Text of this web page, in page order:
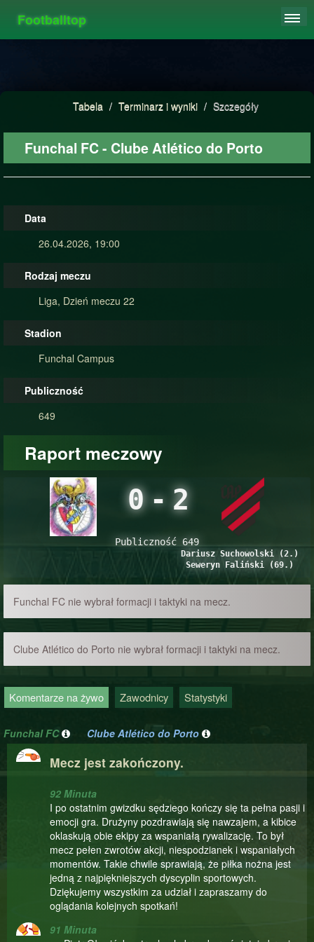
Footballtop
STATYSTYKI
Tabela / Terminarz i wyniki / Szczegóły
Funchal FC - Clube Atlético do Porto
Data
26.04.2026, 19:00
Rodzaj meczu
Liga, Dzień meczu 22
Stadion
Funchal Campus
Publiczność
649
Raport meczowy
0 - 2
Publiczność 649
Dariusz Suchowolski (2.)
Seweryn Faliński (69.)
Funchal FC nie wybrał formacji i taktyki na mecz.
Clube Atlético do Porto nie wybrał formacji i taktyki na mecz.
Komentarze na żywo Zawodnicy Statystyki
Funchal FC Clube Atlético do Porto
Mecz jest zakończony.
92 Minuta
I po ostatnim gwizdku sędziego kończy się ta pełna pasji i
emocji gra. Drużyny pozdrawiają się nawzajem, a kibice
oklaskują obie ekipy za wspaniałą rywalizację. To był
mecz pełen zwrotów akcji, niespodzianek i wspaniałych
momentów. Takie chwile sprawiają, że piłka nożna jest
jedną z najpiękniejszych dyscyplin sportowych.
Dziękujemy wszystkim za udział i zapraszamy do
oglądania kolejnych spotkań!
91 Minuta